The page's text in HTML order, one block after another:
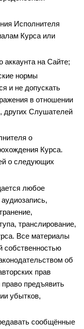
Исполнителя
Курса или
аккаунта на Сайте;
нормы
и не допускать
в отношении
других Слушателей
о
Курса.
о следующих
любое
транслирование,
Все материалы
собственностью
об
прав
предъявить
убытков,
сообщённые